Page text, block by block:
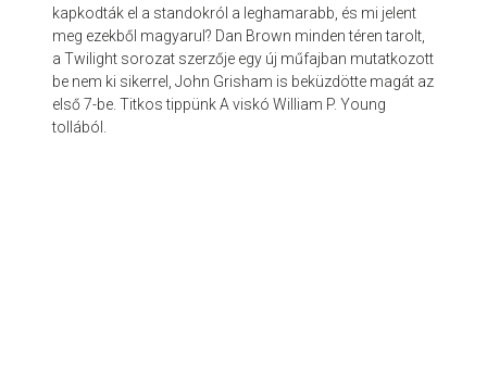
kapkodták el a standokról a leghamarabb, és mi jelent
meg ezekből magyarul? Dan Brown minden téren tarolt,
a Twilight sorozat szerzője egy új műfajban mutatkozott
be nem ki sikerrel, John Grisham is beküzdötte magát az
első 7-be. Titkos tippünk A viskó William P. Young
tollából.